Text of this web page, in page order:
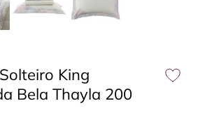
King
Bela Thayla 200